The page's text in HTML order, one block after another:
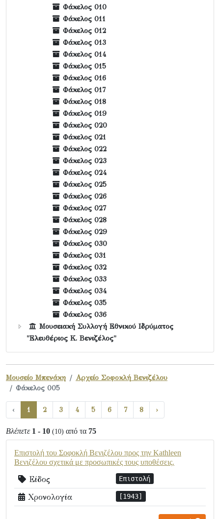
Φάκελος 010
Φάκελος 011
Φάκελος 012
Φάκελος 013
Φάκελος 014
Φάκελος 015
Φάκελος 016
Φάκελος 017
Φάκελος 018
Φάκελος 019
Φάκελος 020
Φάκελος 021
Φάκελος 022
Φάκελος 023
Φάκελος 024
Φάκελος 025
Φάκελος 026
Φάκελος 027
Φάκελος 028
Φάκελος 029
Φάκελος 030
Φάκελος 031
Φάκελος 032
Φάκελος 033
Φάκελος 034
Φάκελος 035
Φάκελος 036
Μουσειακή Συλλογή Εθνικού Ιδρύματος
"Ελευθέριος Κ. Βενιζέλος"
Μουσείο Μπενάκη
Αρχείο Σοφοκλή Βενιζέλου
Φάκελος 005
‹ 1 2 3 4 5 6 7 8 ›
Βλέπετε 1 - 10 (10) από τα 75
Επιστολή του Σοφοκλή Βενιζέλου προς την Kathleen
Βενιζέλου σχετικά με προσωπικές τους υποθέσεις.
Είδος Επιστολή
Χρονολογία [1943]